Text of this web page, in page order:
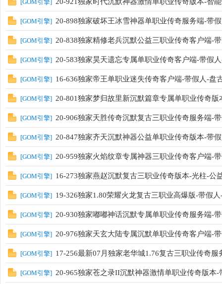
GOM引擎
[GOM引擎] 20-898独家破坏王冰雪神器单职业传奇服务端-带
[GOM引擎] 20-838独家精修老兵沉默公益三职业传奇客户端-
[GOM引擎] 20-583独家昊天遗忘专属单职业传奇客户端-带假
[GOM引擎] 16-636独家帝王单职业迷失传奇客户端-带假人-盘
[GOM引擎] 20-801独家梦归故里新沉默篇章专属单职业传奇版
[GOM引擎] 20-906独家天胜传奇沉默复古三职业传奇服务端-
[GOM引擎] 20-847独家齐天沉默神器公益单职业传奇版本-带
[GOM引擎] 20-959独家火焰纹章专属神器三职业传奇客户端-
[GOM引擎] 16-273独家燕赵沉默复古三职业传奇版本-光柱-公
[GOM引擎] 19-326独家1.80荣耀火龙复古三职业高爆版-带假
[GOM引擎] 20-930独家嘟嘟神话沉默专属单职业传奇服务端-
[GOM引擎] 20-976独家天玄大陆专属沉默单职业传奇客户端-
[GOM引擎] 17-256最新07月独家老华城1.76复古三职业传奇
[GOM引擎] 20-965独家苍之录II沉默神器激情单职业传奇版本-